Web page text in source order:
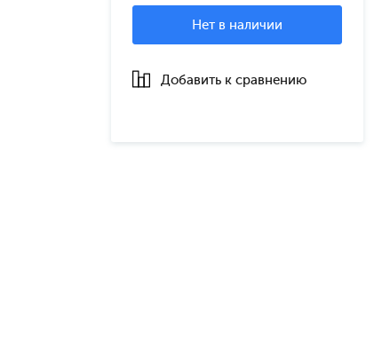
Нет в наличии
Добавить к сравнению